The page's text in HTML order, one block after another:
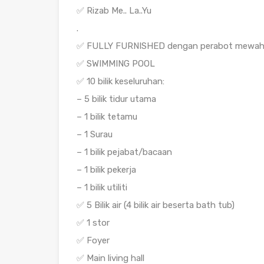
✅ Rizab Me.. La..Yu
.
✅ FULLY FURNISHED dengan perabot
✅ SWIMMING POOL
✅ 10 bilik keseluruhan:
– 5 bilik tidur utama
– 1 bilik tetamu
– 1 Surau
– 1 bilik pejabat/bacaan
– 1 bilik pekerja
– 1 bilik utiliti
✅ 5 Bilik air (4 bilik air beserta bath tub)
✅ 1 stor
✅ Foyer
✅ Main living hall